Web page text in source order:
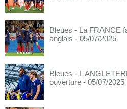
Bleues - La FRANCE
anglais - 05/07/2025
Bleues -
ouverture - 05/07/2025